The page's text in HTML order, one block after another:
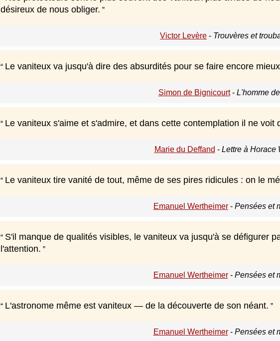
désireux de nous obliger.
Victor Levère - Trouvères et
Le vaniteux va jusqu'à dire des absurdités pour se faire encore
Simon de Bignicourt- L'homme
Le vaniteux s'aime et s'admire, et dans cette contemplation il ne
Marie du Deffand - Lettre à Horace
Le vaniteux tire vanité de tout, même de ses pires ridicules : on le
Emanuel Wertheimer- Pensées et
S'il manque de qualités visibles, le vaniteux va jusqu'à se défigurer
l'attention.
Emanuel Wertheimer- Pensées et
L'astronome même est vaniteux — de la découverte de son néant.
Emanuel Wertheimer- Pensées et